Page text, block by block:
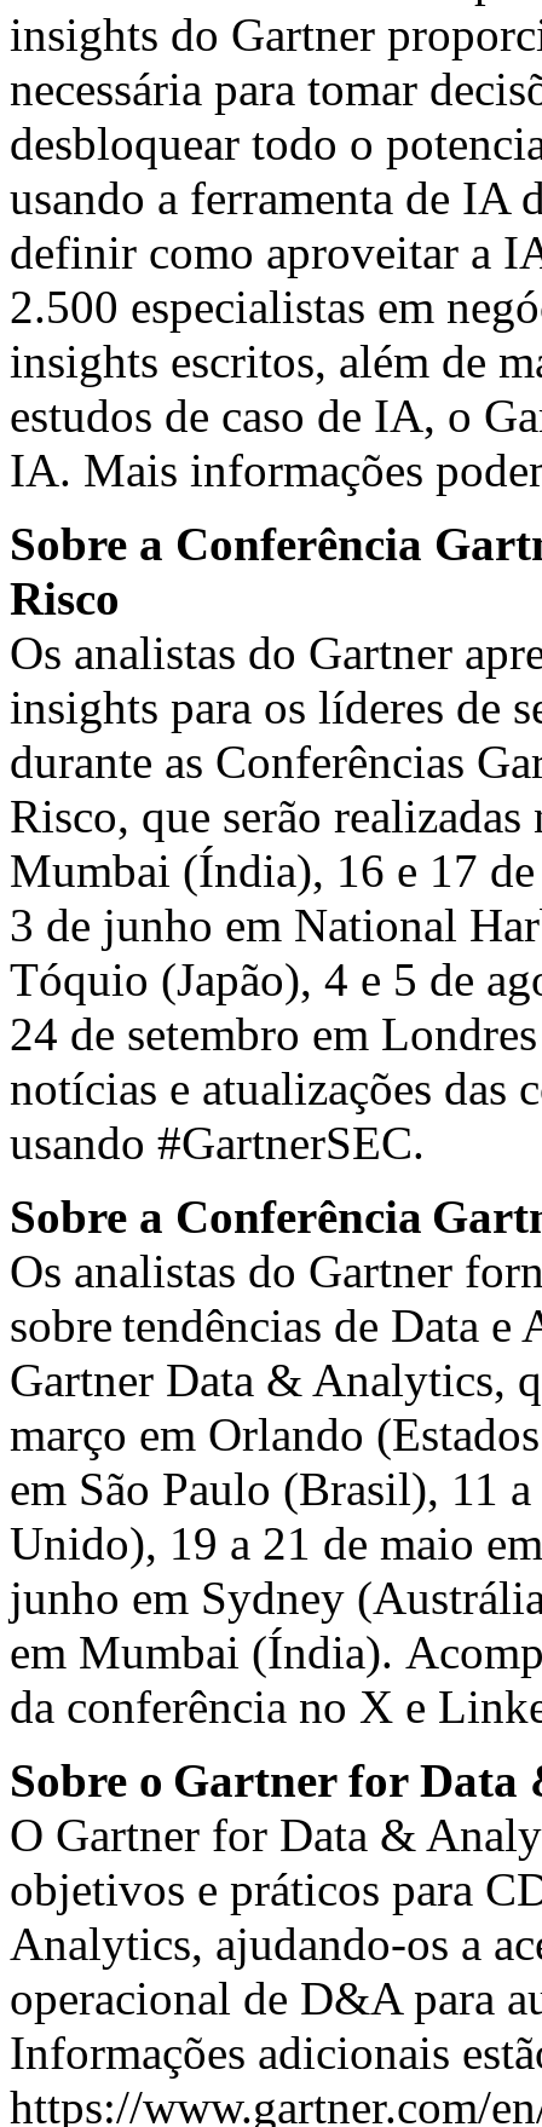
insights do Gartner
necessária para tomar
desbloquear todo o
usando a ferramenta de IA
definir como aproveitar a
2.500 especialistas em
insights escritos, além de
estudos de caso de IA, o
IA. Mais informações
Sobre a Conferência
Risco
Os analistas do Gartner
insights para os líderes de
durante as Conferências
Risco, que serão
Mumbai (Índia), 16 e 17
3 de junho em National
Tóquio (Japão), 4 e 5 de
24 de setembro em Londres
notícias e atualizações das
usando #GartnerSEC.
Sobre a Conferência
Os analistas do Gartner
sobre tendências de Data
Gartner Data & Analytics,
março em Orlando
em São Paulo (Brasil), 11
Unido), 19 a 21 de maio
junho em Sydney
em Mumbai (Índia).
da conferência no X e
Sobre o Gartner for
O Gartner for Data &
objetivos e práticos para
Analytics, ajudando-os a
operacional de D&A para
Informações adicionais
https://www.gartner.com/